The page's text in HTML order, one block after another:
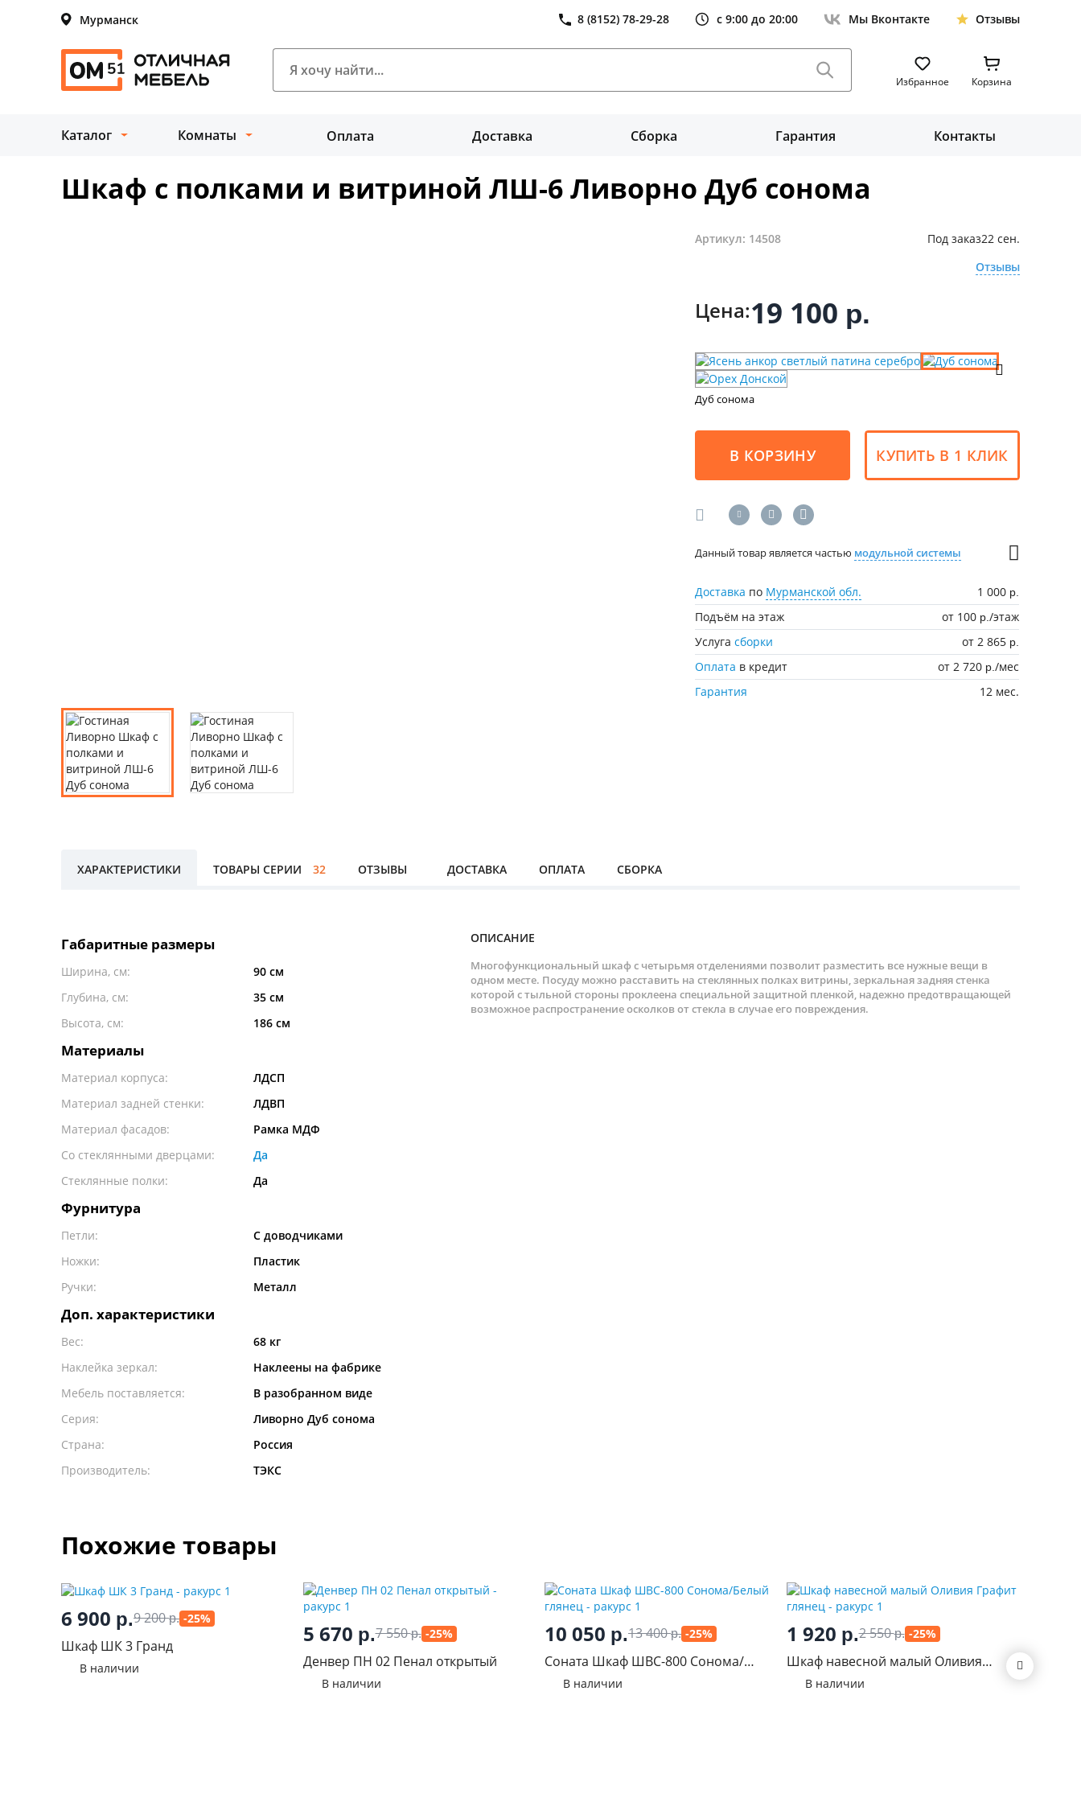
Мурманск 8 (8152) 78-29-28 с 9:00 до 20:00 Мы Вконтакте Отзывы
Избранное Корзина
Каталог Комнаты Оплата Доставка Сборка Гарантия Контакты
Шкаф с полками и витриной ЛШ-6 Ливорно Дуб сонома
Артикул: 14508 Под заказ22 сен.
Отзывы
Цена:19 100 р.
Дуб сонома
В КОРЗИНУ КУПИТЬ В 1 КЛИК
Данный товар является частью модульной системы
Доставка по Мурманской обл. 1 000 р.
Подъём на этаж от 100 р./этаж
Услугасборки от 2 865 р.
Оплата в кредит от 2 720 р./мес
Гарантия
12 мес.
ХАРАКТЕРИСТИКИ ТОВАРЫ СЕРИИ 32 ОТЗЫВЫ ДОСТАВКА ОПЛАТА СБОРКА
Габаритные размеры
Ширина, см:
90 см
Глубина, см:
35 см
Высота, см:
186 см
Материалы
Материал корпуса:
ЛДСП
Материал задней стенки:
ЛДВП
Материал фасадов:
Рамка МДФ
Со стеклянными дверцами:
Да
Стеклянные полки:
Да
Фурнитура
Петли:
С доводчиками
Ножки:
Пластик
Ручки:
Металл
Доп. характеристики
Вес:
68 кг
Наклейка зеркал:
Наклеены на фабрике
Мебель поставляется:
В разобранном виде
Серия:
Ливорно Дуб сонома
Страна:
Россия
Производитель:
ТЭКС
ОПИСАНИЕ
Многофункциональный шкаф с четырьмя отделениями позволит разместить все нужные вещи в
одном месте. Посуду можно расставить на стеклянных полках витрины, зеркальная задняя стенка
которой с тыльной стороны проклеена специальной защитной пленкой, надежно предотвращающей
возможное распространение осколков от стекла в случае его повреждения.
Похожие товары
6 900 р.9 200р. -25%
Шкаф ШК 3 Гранд
В наличии
5 670 р.7 550р. -25%
Денвер ПН 02 Пенал открытый
В наличии
10 050 р.13 400р. -25%
Соната Шкаф ШВС-800 Сонома/
Белый глянец
В наличии
1 920 р.2 550р. -25%
Шкаф навесной малый Оливия
Графит глянец
В наличии